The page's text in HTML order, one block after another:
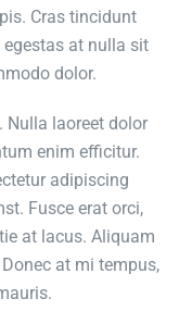
Cras tincidunt
at nulla sit
dolor.
Nulla laoreet dolor
enim efficitur.
adipiscing
Fusce erat orci,
at lacus. Aliquam
at mi tempus,